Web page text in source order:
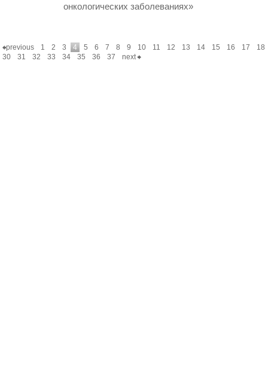
онкологических заболеваниях»
previous 1 2 3 4 5 6 7 8 9 10 11 12 13 14 15 16 17
18
30
31 32 33 34 35 36 37 next